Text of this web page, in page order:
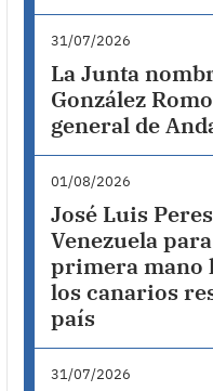
31/07/2026
La Junta
González
general de
01/08/2026
José Luis
Venezuela
primera mano
los canarios
país
31/07/2026